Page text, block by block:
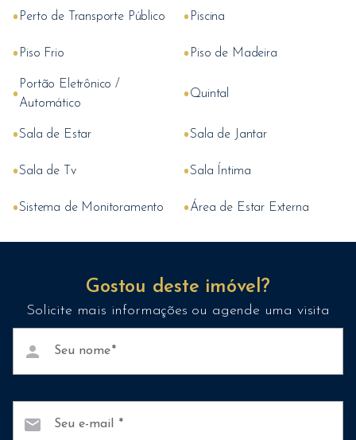
• Perto de Transporte Público • Piscina
• Piso Frio • Piso de Madeira
• Portão Eletrônico /
Automático
•Quintal
•Sala de Estar •Sala de Jantar
•Sala de Tv •Sala Íntima
•Sistema de Monitoramento •Área de Estar Externa
Gostou deste imóvel?
Solicite mais informações ou agende uma visita
Seu nome
person
Seu e-mail
mail